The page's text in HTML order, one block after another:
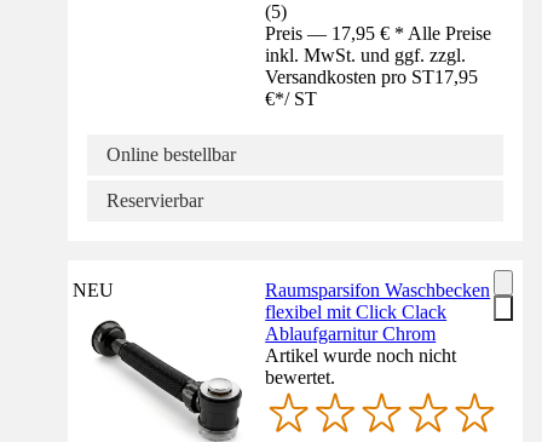
(5)
Preis — 17,95 € * Alle Preise
inkl. MwSt. und ggf. zzgl.
Versandkosten pro ST17,95
€*/ ST
Online bestellbar
Reservierbar
NEU
Raumsparsifon Waschbecken
flexibel mit Click Clack
Ablaufgarnitur Chrom
Artikel wurde noch nicht
bewertet.